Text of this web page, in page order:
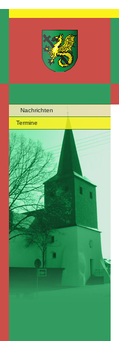
Nachrichten
Termine